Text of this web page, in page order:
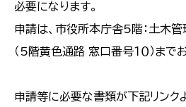
必要になります。
申請は、市役所本庁舎5階：土木
（5階黄色通路 窓口番号１０）まで
申請等に必要な書類が下記リンク